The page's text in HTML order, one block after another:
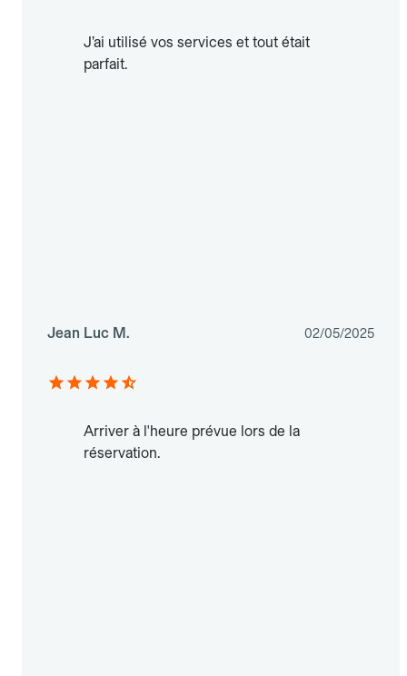
J’ai utilisé vos services et tout était
parfait.
Jean Luc M. 02/05/2025
Arriver à l'heure prévue lors de la
réservation.